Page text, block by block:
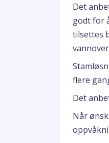
Det
godt for
tilsettes
flere
Det
Når